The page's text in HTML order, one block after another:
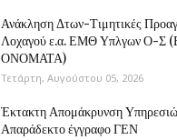
Ανάκληση Δτων-Τιμητικές
Λοχαγού ε.α. ΕΜΘ Υπλγων Ο-Σ
ΟΝΟΜΑΤΑ)
Τετάρτη, Αυγούστου 05, 2026
Έκτακτη Απομάκρυνση
Απαράδεκτο έγγραφο ΓΕΝ